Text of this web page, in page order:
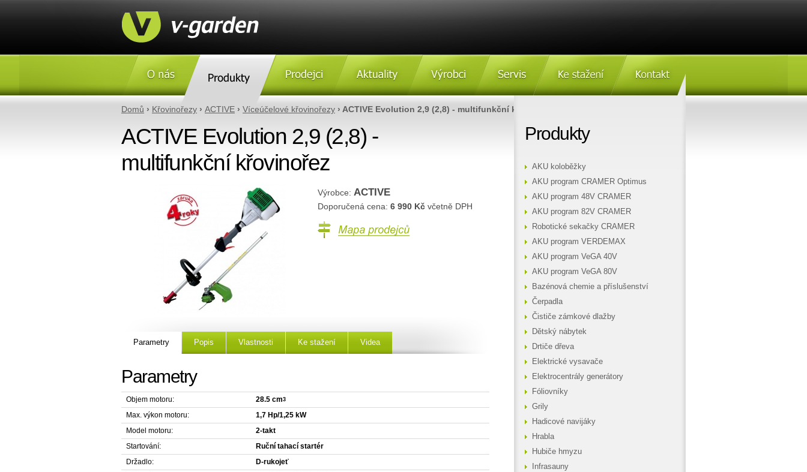
Domů › Křovinořezy › ACTIVE › Víceúčelové křovinořezy › ACTIVE Evolution 2,9 (2,8) - multifunkční křovinořez
ACTIVE Evolution 2,9 (2,8) -
multifunkční křovinořez
Výrobce: ACTIVE
Doporučená cena: 6 990 Kč včetně DPH
Mapa prodejců
Parametry Popis Vlastnosti Ke stažení Videa
Parametry
Objem motoru: 28.5 cm3
Max. výkon motoru:
1,7 Hp/1,25 kW
Model motoru:
2-takt
Startování:
Ruční tahací startér
Držadlo:
D-rukojeť
Produkty
AKU koloběžky
AKU program CRAMER Optimus
AKU program 48V CRAMER
AKU program 82V CRAMER
Robotické sekačky CRAMER
AKU program VERDEMAX
AKU program VeGA 40V
AKU program VeGA 80V
Bazénová chemie a příslušenství
Čerpadla
Čističe zámkové dlažby
Dětský nábytek
Drtiče dřeva
Elektrické vysavače
Elektrocentrály generátory
Fóliovníky
Grily
Hadicové navijáky
Hrabla
Hubiče hmyzu
Infrasauny
O nás Produkty Prodejci Aktulity Výrobci Servis Ke stažení Kontakt